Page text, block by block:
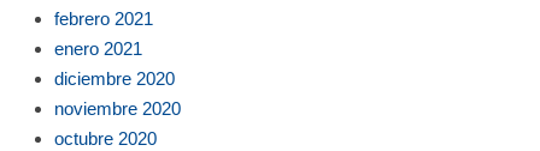
febrero 2021
enero 2021
diciembre 2020
noviembre 2020
octubre 2020